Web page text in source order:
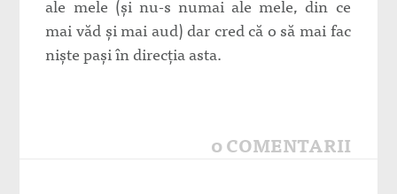
ale mele (și nu-s numai ale mele, din ce
mai văd și mai aud) dar cred că o să mai fac
niște pași în direcția asta.
0 COMENTARII